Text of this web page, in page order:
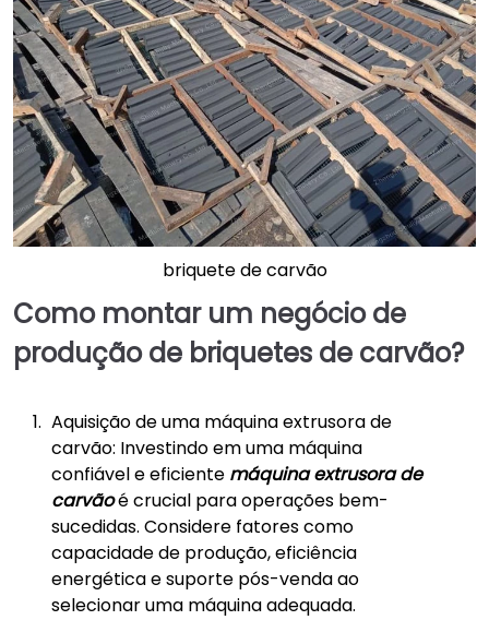
briquete de carvão
Como montar um negócio de
produção de briquetes de carvão?
Aquisição de uma máquina extrusora de
carvão: Investindo em uma máquina
confiável e eficiente máquina extrusora de
carvãoé crucial para operações bem-
sucedidas. Considere fatores como
capacidade de produção, eficiência
energética e suporte pós-venda ao
selecionar uma máquina adequada.